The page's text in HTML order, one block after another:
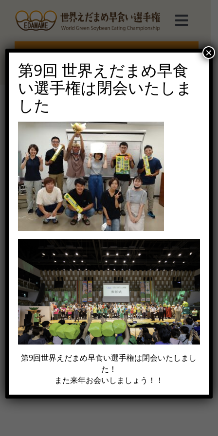
content
選手権TOP
選手権について
えだまめmarche
ルール説明
ご協賛受付
お問い合せ
DSC_0830
2021年7月27日（火）
この記事がイイね！と思った方は
シェアして下さい!!
Facebook
X
電
子
ー
第9回 世界えだまめ早食
い選手権は閉会いたしま
した
第9回世界えだまめ早食い選手権は閉会いたしまし
た！
また来年お会いしましょう！！
×